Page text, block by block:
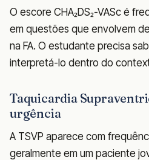
O escore CHA₂DS₂-VASc é
em questões que envolvem
na FA. O estudante precisa
interpretá-lo dentro do
Taquicardia
urgência
A TSVP aparece com
geralmente em um paciente